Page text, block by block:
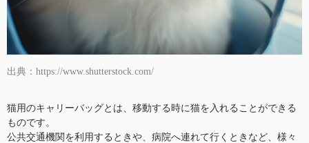
出典：https://www.shutterstock.com/
猫用のキャリーバッグとは、移動する時に猫を入れることができる
ものです。
公共交通機関を利用するときや、病院へ連れて行くときなど、様々